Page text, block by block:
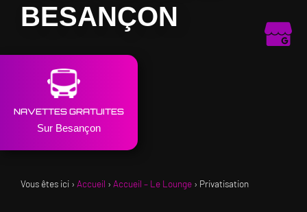
BESANÇON
NAVETTES GRATUITES
Sur Besançon
Vous êtes ici › Accueil › Accueil – Le Lounge › Privatisation